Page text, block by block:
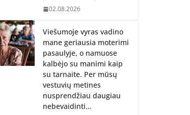
02.08.2026
Viešumoje vyras vadino
mane geriausia moterimi
pasaulyje, o namuose
kalbėjo su manimi kaip
su tarnaite. Per mūsų
vestuvių metines
nusprendžiau daugiau
nebevaidinti…